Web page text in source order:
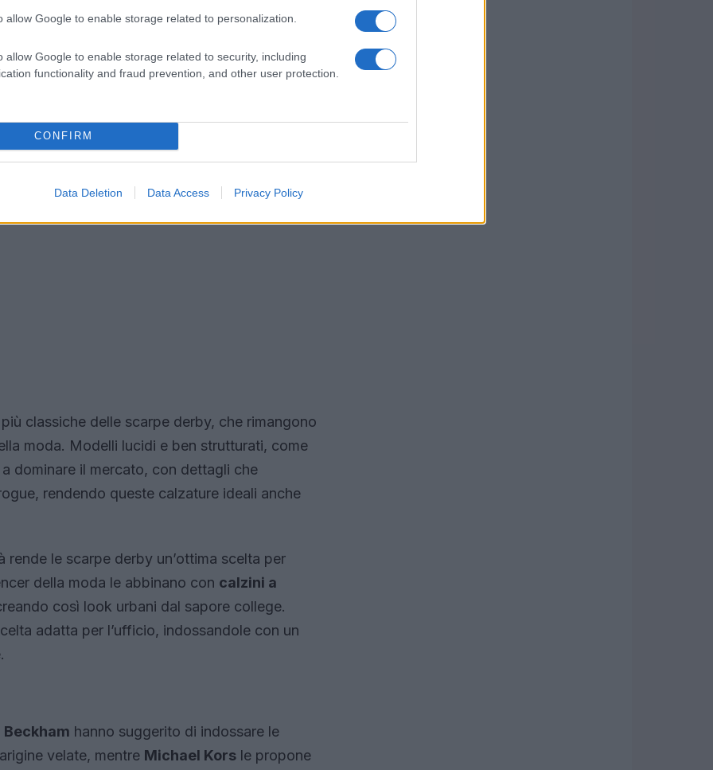
allow Google to enable storage related to personalization.
allow Google to enable storage related to security, including
functionality and fraud prevention, and other user protection.
CONFIRM
Data Deletion Data Access Privacy Policy
come le scarpe stringate possano
classiche delle scarpe derby, che rimangono
moda. Modelli lucidi e ben strutturati, come
dominare il mercato, con dettagli che
rendendo queste calzature ideali anche
le scarpe derby un’ottima scelta per
della moda le abbinano con calzini a
così look urbani dal sapore college.
adatta per l’ufficio, indossandole con un
hanno suggerito di indossare le
velate, mentre Michael Kors le propone